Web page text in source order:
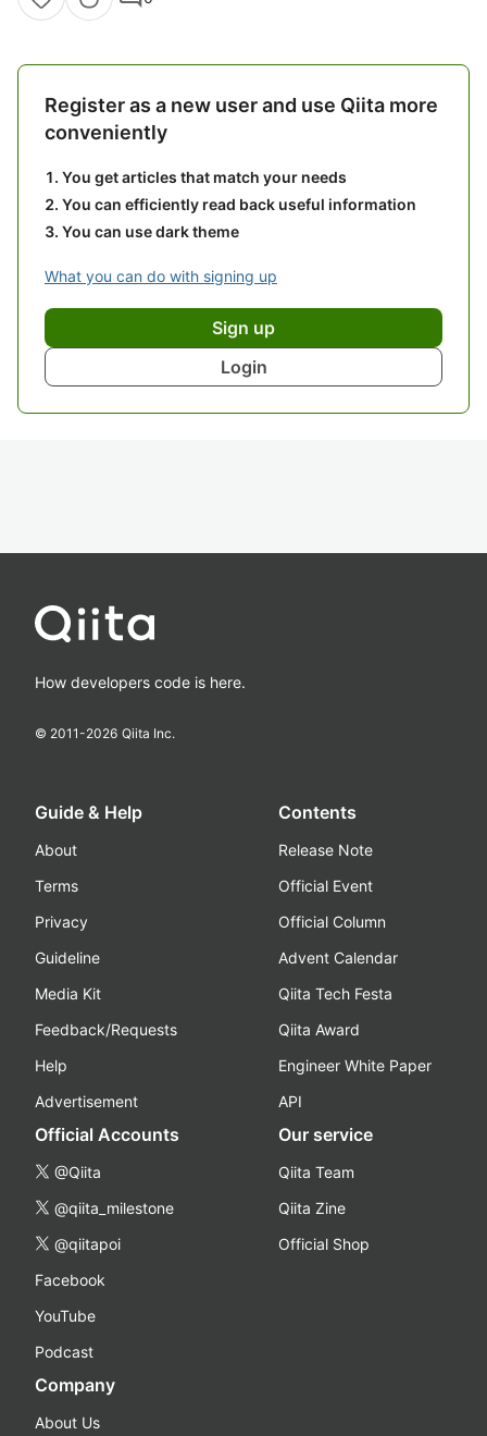
Register as a new user and use Qiita more
conveniently
You get articles that match your needs
You can efficiently read back useful information
You can use dark theme
What you can do with signing up
Sign up
Login
How developers code is here.
© 2011-2026 Qiita Inc.
Guide & Help
About
Terms
Privacy
Guideline
Media Kit
Feedback/Requests
Help
Advertisement
Contents
Release Note
Official Event
Official Column
Advent Calendar
Qiita Tech Festa
Qiita Award
Engineer White Paper
API
Official Accounts
@Qiita
@qiita_milestone
@qiitapoi
Facebook
YouTube
Podcast
Our service
Qiita Team
Qiita Zine
Official Shop
Company
About Us